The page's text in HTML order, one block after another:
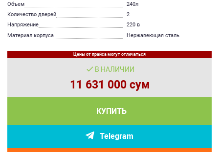
Объем
240л
Количество дверей
2
Напряжение
220 в
Материал корпуса
Нержавеющая сталь
Цены от прайса могут отличаться
В НАЛИЧИИ
11 631 000 сум
КУПИТЬ
Telegram